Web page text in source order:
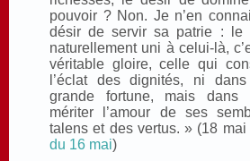
pouvoir ? Non. Je n’en
désir de servir sa patrie : le
naturellement uni à celui-là,
véritable gloire, celle qui
l’éclat des dignités, ni
grande fortune, mais
mériter l’amour de ses
talens et des vertus. » (18 mai
du 16 mai)